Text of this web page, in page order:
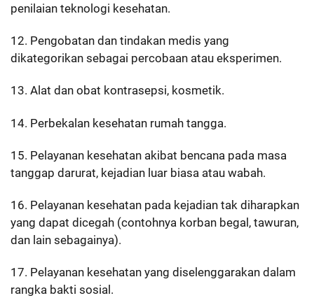
penilaian teknologi kesehatan.
12. Pengobatan dan tindakan medis yang
dikategorikan sebagai percobaan atau eksperimen.
13. Alat dan obat kontrasepsi, kosmetik.
14. Perbekalan kesehatan rumah tangga.
15. Pelayanan kesehatan akibat bencana pada masa
tanggap darurat, kejadian luar biasa atau wabah.
16. Pelayanan kesehatan pada kejadian tak diharapkan
yang dapat dicegah (contohnya korban begal, tawuran,
dan lain sebagainya).
17. Pelayanan kesehatan yang diselenggarakan dalam
rangka bakti sosial.